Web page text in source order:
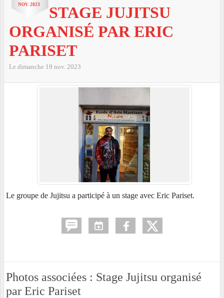
NOV. 2023
STAGE JUJITSU
ORGANISÉ PAR ERIC
PARISET
Le dimanche 19 nov. 2023
Le groupe de Jujitsu a participé à un stage avec Eric Pariset.
Photos associées : Stage Jujitsu organisé
par Eric Pariset